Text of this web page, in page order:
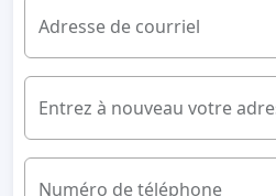
Adresse de courriel
Entrez à nouveau votre
Numéro de téléphone